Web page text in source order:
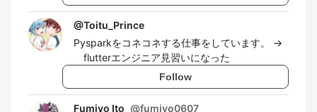
@Toitu_Prince
Pysparkをコネコネする仕事をしています。 →
flutterエンジニア見習いになった
Follow
Fumiyo Ito @fumiyo0607